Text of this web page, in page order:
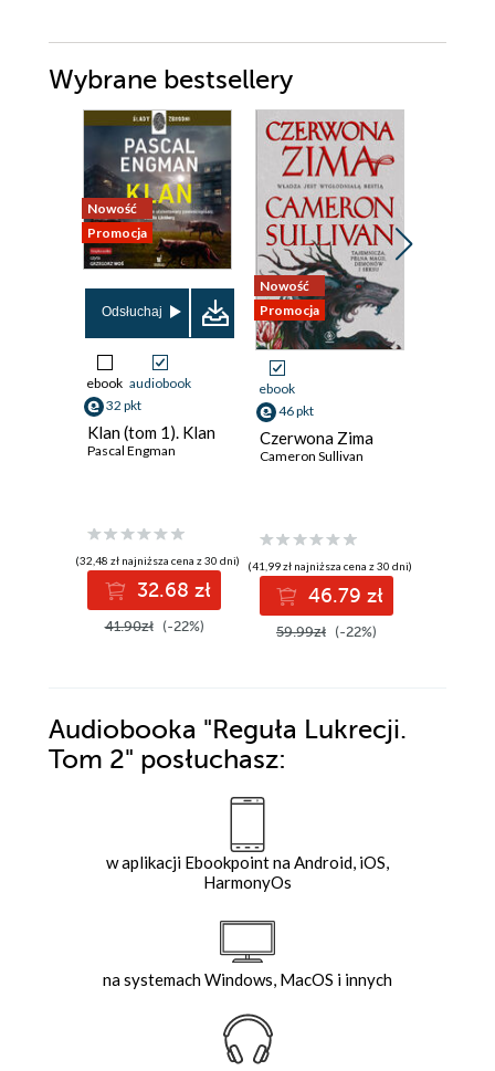
Wybrane bestsellery
Nowość
Promocja
Odsłuchaj
ebook audiobook
32 pkt
Klan (tom 1). Klan
Pascal Engman
(32,48 zł najniższa cena z 30 dni)
32.68 zł
41.90zł (-22%)
Nowość
Promocja
ebook
46 pkt
Czerwona Zima
Cameron Sullivan
(41,99 zł najniższa cena z 30 dni)
46.79 zł
59.99zł (-22%)
Audiobooka "Reguła Lukrecji.
Tom 2" posłuchasz:
w aplikacji Ebookpoint na Android, iOS,
HarmonyOs
na systemach Windows, MacOS i innych